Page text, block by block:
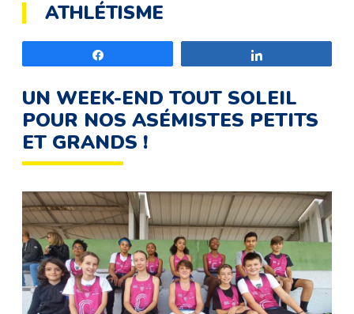
ATHLÉTISME
UN WEEK-END TOUT SOLEIL
POUR NOS ASÉMISTES PETITS
ET GRANDS !